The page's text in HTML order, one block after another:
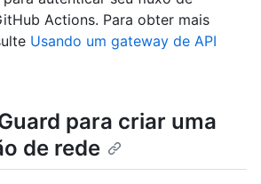
Actions. Para obter mais
Usando um gateway de API
para criar uma
de rede